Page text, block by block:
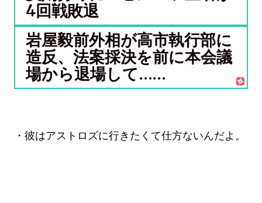
4回戦敗退
岩屋毅前外相が高市執行部に
造反、法案採決を前に本会議
場から退場して……
・彼はアストロズに行きたくて仕方ないんだよ。